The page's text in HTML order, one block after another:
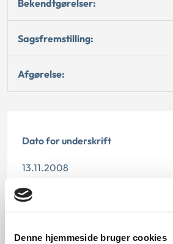
Denne hjemmeside bruger cookies
Bekendtgørelser:
Sagsfremstilling:
Afgørelse:
Dato for underskrift
13.11.2008
Offentliggørelsesdato